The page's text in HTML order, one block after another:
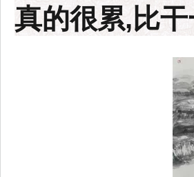
真的很累,比